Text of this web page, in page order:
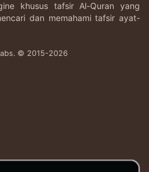
khusus tafsir Al-Quran yang
dan memahami tafsir ayat-
© 2015-2026